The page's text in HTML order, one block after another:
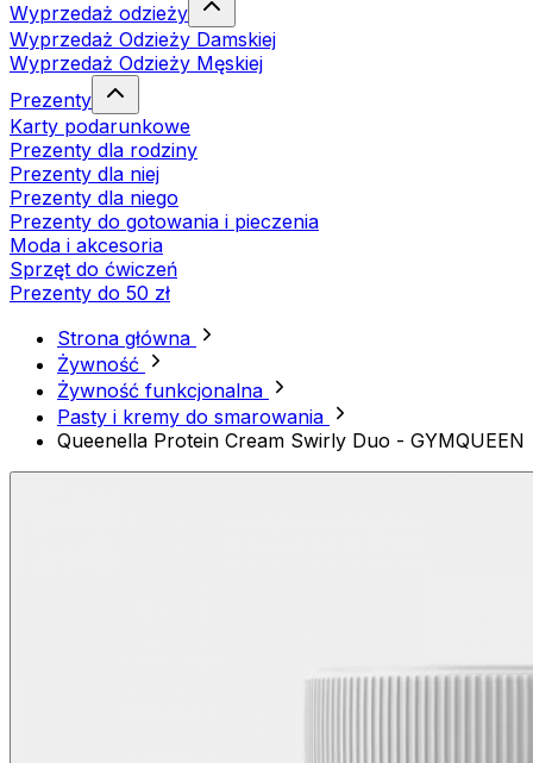
Wyprzedaż odzieży
Wyprzedaż Odzieży Damskiej
Wyprzedaż Odzieży Męskiej
Prezenty
Karty podarunkowe
Prezenty dla rodziny
Prezenty dla niej
Prezenty dla niego
Prezenty do gotowania i pieczenia
Moda i akcesoria
Sprzęt do ćwiczeń
Prezenty do 50 zł
Strona główna
Żywność
Żywność funkcjonalna
Pasty i kremy do smarowania
Queenella Protein Cream Swirly Duo - GYMQUEEN